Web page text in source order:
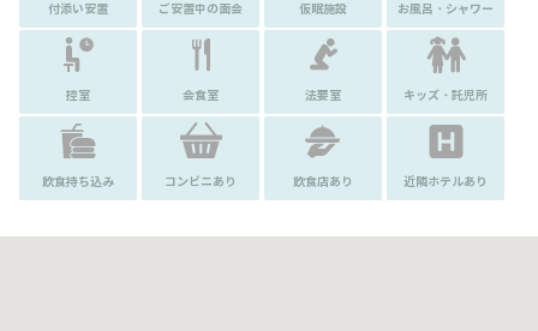
付添い安置 ご安置中の面会 仮眠施設 お風呂・シャワー
控室 会食室 法要室 キッズ・託児所
飲食持ち込み コンビニあり 飲食店あり 近隣ホテルあり